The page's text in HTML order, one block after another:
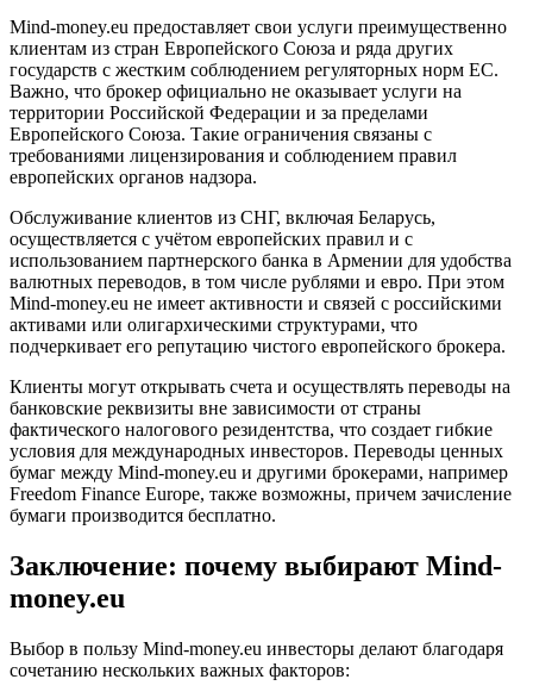
Mind-money.eu предоставляет свои услуги преимущественно
клиентам из стран Европейского Союза и ряда других
государств с жестким соблюдением регуляторных норм ЕС.
Важно, что брокер официально не оказывает услуги на
территории Российской Федерации и за пределами
Европейского Союза. Такие ограничения связаны с
требованиями лицензирования и соблюдением правил
европейских органов надзора.
Обслуживание клиентов из СНГ, включая Беларусь,
осуществляется с учётом европейских правил и с
использованием партнерского банка в Армении для удобства
валютных переводов, в том числе рублями и евро. При этом
Mind-money.eu не имеет активности и связей с российскими
активами или олигархическими структурами, что
подчеркивает его репутацию чистого европейского брокера.
Клиенты могут открывать счета и осуществлять переводы на
банковские реквизиты вне зависимости от страны
фактического налогового резидентства, что создает гибкие
условия для международных инвесторов. Переводы ценных
бумаг между Mind-money.eu и другими брокерами, например
Freedom Finance Europe, также возможны, причем зачисление
бумаги производится бесплатно.
Заключение: почему выбирают Mind-
money.eu
Выбор в пользу Mind-money.eu инвесторы делают благодаря
сочетанию нескольких важных факторов: